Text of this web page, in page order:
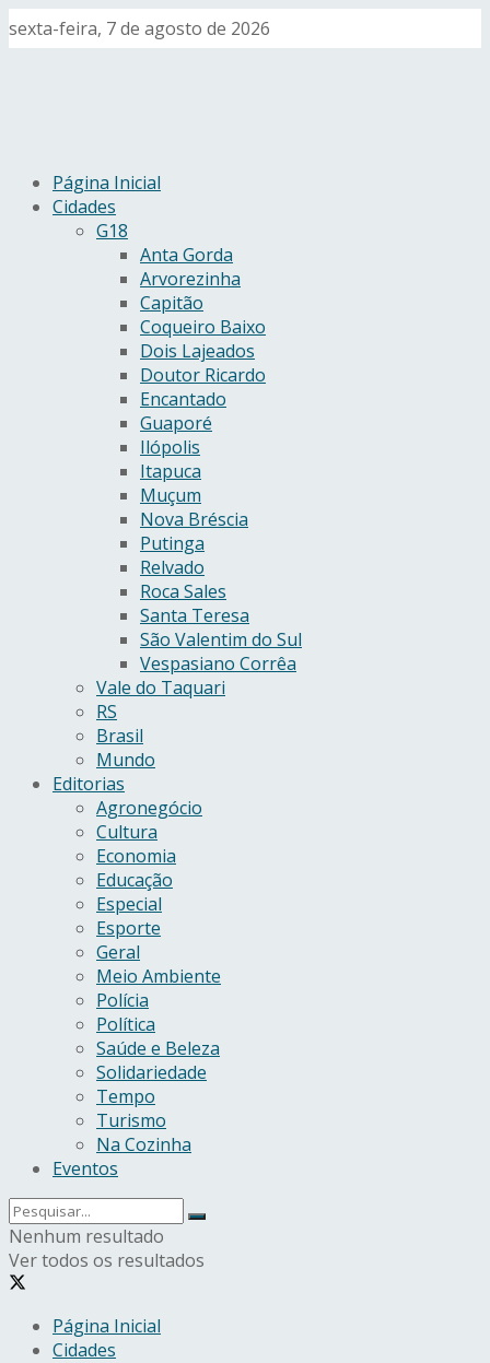
sexta-feira, 7 de agosto de 2026
Página Inicial
Cidades
G18
Anta Gorda
Arvorezinha
Capitão
Coqueiro Baixo
Dois Lajeados
Doutor Ricardo
Encantado
Guaporé
Ilópolis
Itapuca
Muçum
Nova Bréscia
Putinga
Relvado
Roca Sales
Santa Teresa
São Valentim do Sul
Vespasiano Corrêa
Vale do Taquari
RS
Brasil
Mundo
Editorias
Agronegócio
Cultura
Economia
Educação
Especial
Esporte
Geral
Meio Ambiente
Polícia
Política
Saúde e Beleza
Solidariedade
Tempo
Turismo
Na Cozinha
Eventos
Nenhum resultado
Ver todos os resultados
Página Inicial
Cidades